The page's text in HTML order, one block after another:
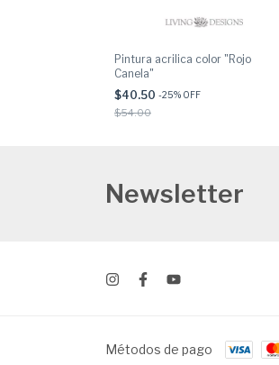
Pintura acrilica color "Rojo
Canela"
$40.50 -25% OFF
$54.00
Newsletter
Métodos de pago